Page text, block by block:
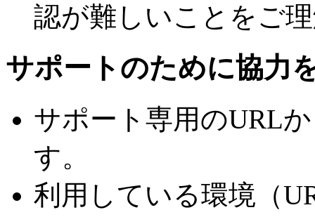
認が難しいことをご
サポートのために協力
サポート専用のURL
す。
利用している環境（